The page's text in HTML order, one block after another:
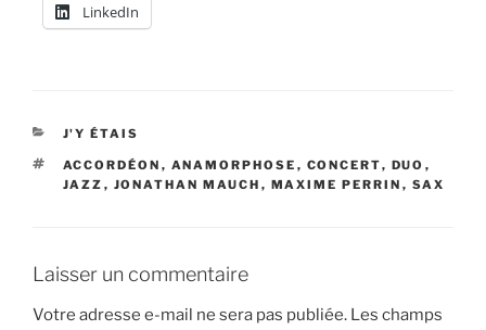
LinkedIn
CATÉGORIES
J'Y ÉTAIS
ÉTIQUETTES
ACCORDÉON , ANAMORPHOSE , CONCERT, DUO ,
JAZZ , JONATHAN MAUCH , MAXIME PERRIN , SAX
Laisser un commentaire
Votre adresse e-mail ne sera pas publiée. Les champs